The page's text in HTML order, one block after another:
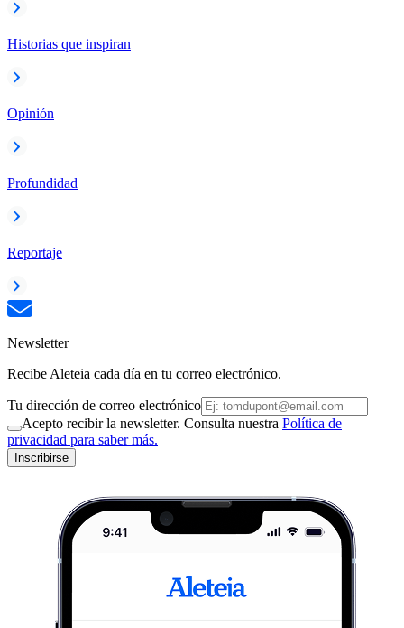
Historias que inspiran
Opinión
Profundidad
Reportaje
Newsletter
Recibe Aleteia cada día en tu correo electrónico.
Tu dirección de correo electrónico
Acepto recibir la newsletter. Consulta nuestra Política de
privacidad para saber más.
Inscribirse